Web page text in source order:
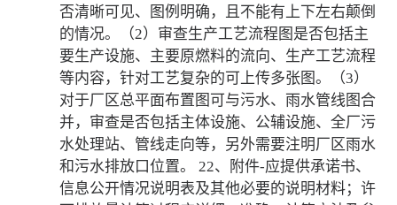
否清晰可见、图例明确，且不能有上下左右颠倒
的情况。（2）审查生产工艺流程图是否包括主
要生产设施、主要原燃料的流向、生产工艺流程
等内容，针对工艺复杂的可上传多张图。（3）
对于厂区总平面布置图可与污水、雨水管线图合
并，审查是否包括主体设施、公辅设施、全厂污
水处理站、管线走向等，另外需要注明厂区雨水
和污水排放口位置。 22、附件-应提供承诺书、
信息公开情况说明表及其他必要的说明材料；许